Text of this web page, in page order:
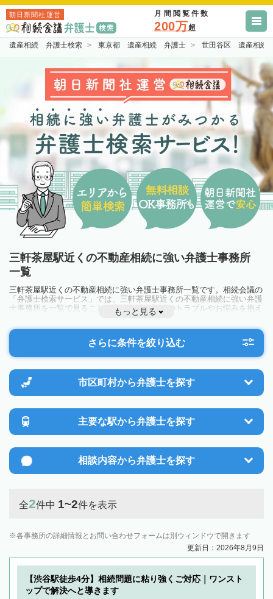
朝日新聞社運営 月間閲覧件数
200万超
遺産相続 弁護士検索 東京都 遺産相続 弁護士 世田谷区 遺産相続
三軒茶屋駅近くの不動産相続に強い弁護士事務所
一覧
三軒茶屋駅近くの不動産相続に強い弁護士事務所一覧です。相続会議の
「弁護士検索サービス」では、三軒茶屋駅近くの不動産相続に強い弁護
士事務所を一覧で見ることが出来ます。相続のトラブルやお悩みを抱え
ている方は一度近隣の弁護士に相談してみましょう。
もっと見る
さらに条件を絞り込む
市区町村から弁護士を探す
主要な駅から弁護士を探す
相談内容から弁護士を探す
全2件中 1~2件を表示
各事務所の詳細情報とお問い合わせフォームは別ウィンドウで開きます
更新日：2026年8月9日
【渋谷駅徒歩4分】相続問題に粘り強くご対応｜ワンスト
ップで解決へと導きます